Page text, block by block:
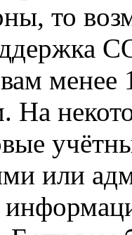
то
На
или